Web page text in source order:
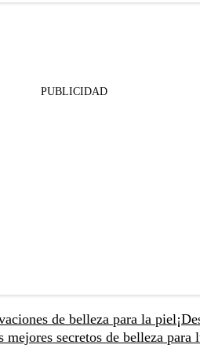
PUBLICIDAD
de belleza para la piel
mejores secretos de belleza para